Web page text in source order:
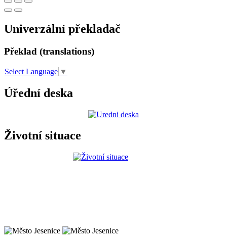
Univerzální překladač
Překlad (translations)
Select Language ▼
Úřední deska
Životní situace